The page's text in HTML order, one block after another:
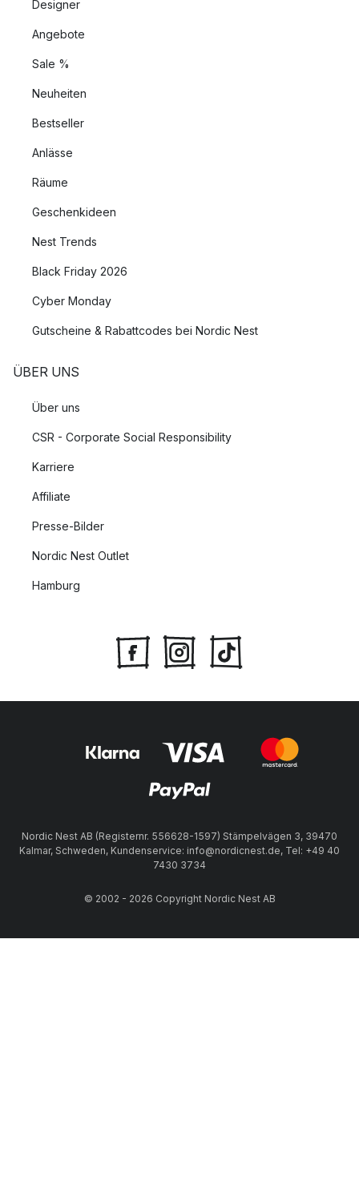
Designer
Angebote
Sale %
Neuheiten
Bestseller
Anlässe
Räume
Geschenkideen
Nest Trends
Black Friday 2026
Cyber Monday
Gutscheine & Rabattcodes bei Nordic Nest
ÜBER UNS
Über uns
CSR - Corporate Social Responsibility
Karriere
Affiliate
Presse-Bilder
Nordic Nest Outlet
Hamburg
Nordic Nest AB (Registernr. 556628-1597) Stämpelvägen 3, 39470
Kalmar, Schweden, Kundenservice: info@nordicnest.de, Tel: +49 40
7430 3734
© 2002 - 2026 Copyright Nordic Nest AB